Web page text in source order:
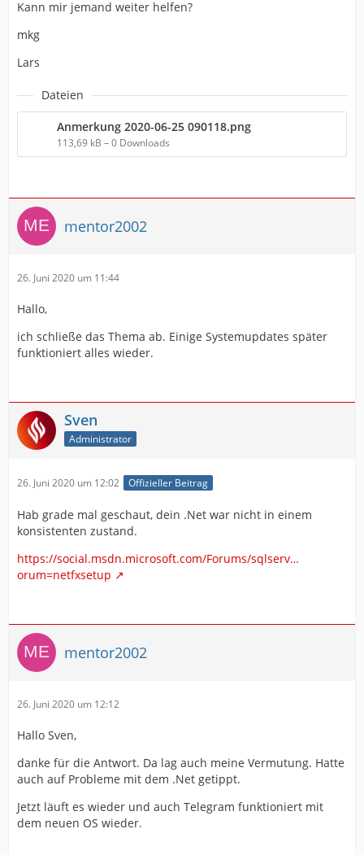
Kann mir jemand weiter helfen?
mkg
Lars
Dateien
Anmerkung 2020-06-25 090118.png
113,69 kB – 0 Downloads
mentor2002
26. Juni 2020 um 11:44
Hallo,
ich schließe das Thema ab. Einige Systemupdates später
funktioniert alles wieder.
Sven
Administrator
26. Juni 2020 um 12:02 Offizieller Beitrag
Hab grade mal geschaut, dein .Net war nicht in einem
konsistenten zustand.
https://social.msdn.microsoft.com/Forums/sqlserv…
orum=netfxsetup
mentor2002
26. Juni 2020 um 12:12
Hallo Sven,
danke für die Antwort. Da lag auch meine Vermutung. Hatte
auch auf Probleme mit dem .Net getippt.
Jetzt läuft es wieder und auch Telegram funktioniert mit
dem neuen OS wieder.